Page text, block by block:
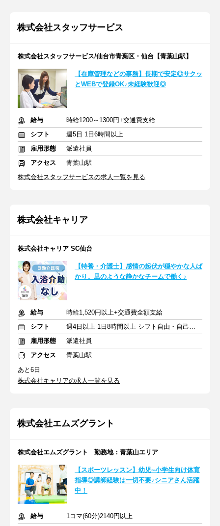
株式会社スタッフサービス
株式会社スタッフサービス/仙台市青葉区・仙台【青葉山駅】
【在庫管理などの事務】長期で安定◎サクッ
とWEBで登録OK♪未経験歓迎◎
給与
時給1200～1300円+交通費支給
シフト
週5日 1日6時間以上
雇用形態
派遣社員
アクセス
青葉山駅
株式会社スタッフサービスの求人一覧を見る
株式会社キャリア
株式会社キャリア SC仙台
【特養・介護士】感情の起伏が穏やかな人ば
かり。凪のような静かなチームで働く♪
給与
時給1,520円以上+交通費全額支給
シフト
週4日以上 1日8時間以上 シフト自由・自己申告
雇用形態
派遣社員
アクセス
青葉山駅
あと6日
株式会社キャリアの求人一覧を見る
株式会社エムズグラント
株式会社エムズグラント 勤務地：青葉山エリア
【スポーツレッスン】幼児~小学生向け体育
指導◎講師経験は一切不要♪シニアさん活躍
中！
給与
1コマ(60分)2140円以上